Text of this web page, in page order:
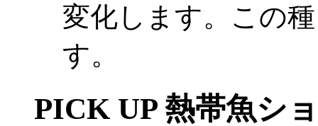
変化します。この
す。
PICK UP 熱帯魚シ